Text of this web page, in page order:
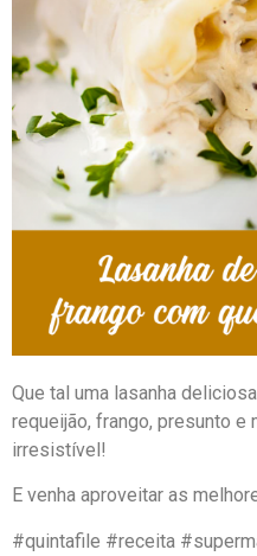
Que tal uma lasanha
requeijão, frango, presunto e
irresistível!
E venha aproveitar as
#quintafile #receita